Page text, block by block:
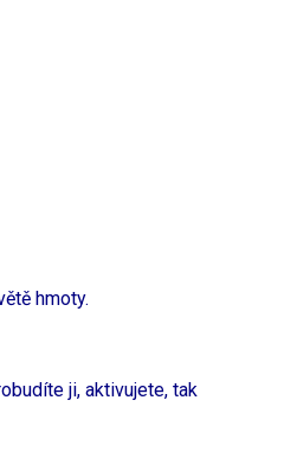
hmoty.
ji, aktivujete, tak